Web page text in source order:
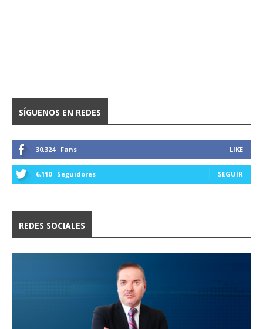
SÍGUENOS EN REDES
30,324 Fans LIKE
6,110 Seguidores SEGUIR
REDES SOCIALES